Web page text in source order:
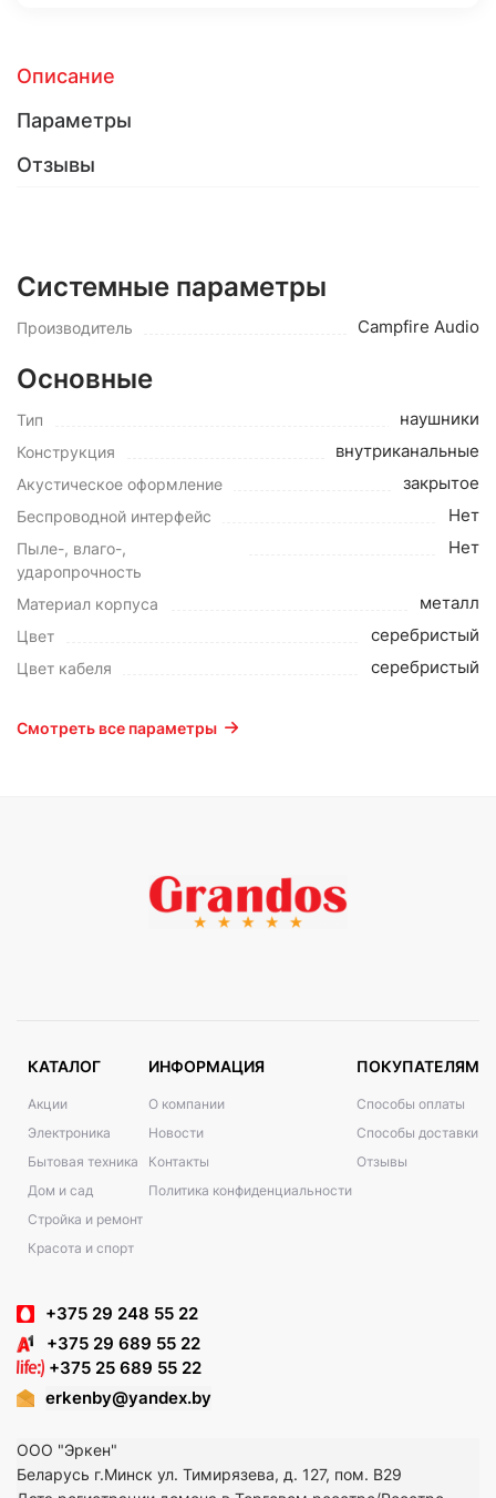
Описание
Параметры
Отзывы
Системные параметры
Производитель Campfire Audio
Основные
Тип наушники
Конструкция внутриканальные
Акустическое оформление закрытое
Беспроводной интерфейс Нет
Пыле-, влаго-,
ударопрочность
Нет
Материал корпуса металл
Цвет серебристый
Цвет кабеля серебристый
Смотреть все параметры
КАТАЛОГ
Акции
Электроника
Бытовая техника
Дом и сад
Стройка и ремонт
Красота и спорт
ИНФОРМАЦИЯ
О компании
Новости
Контакты
Политика конфиденциальности
ПОКУПАТЕЛЯМ
Способы оплаты
Способы доставки
Отзывы
+375 29 248 55 22
+375 29 689 55 22
+375 25 689 55 22
erkenby@yandex.by
ООО "Эркен"
Беларусь г.Минск ул. Тимирязева, д. 127, пом. В29